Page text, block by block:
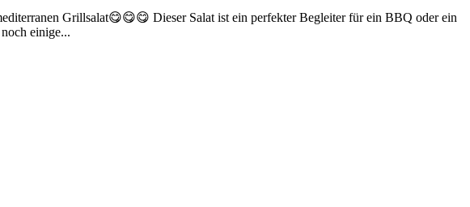
Grillsalat😋😋😋 Dieser Salat ist ein perfekter Begleiter für ein BBQ oder ein
einige...